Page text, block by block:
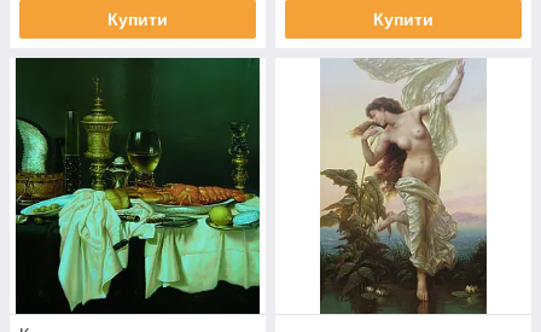
Купити Купити